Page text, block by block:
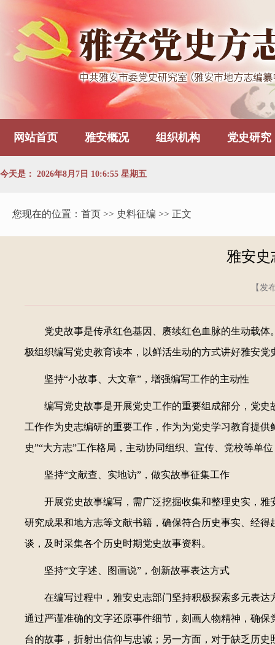
网站首页 雅安概况 组织机构 党史研究
今天是： 2026年8月7日 10:6:55 星期五
您现在的位置： 首页 >> 史料征编 >> 正文
雅安史
【发
党史故事是传承红色基因、赓续红色血脉的生动载
极组织编写党史教育读本，以鲜活生动的方式讲好雅安
坚持“小故事、大文章”，增强编写工作的主动性
编写党史故事是开展党史工作的重要组成部分，党
工作作为史志编研的重要工作，作为为党史学习教育提
史”“大方志”工作格局，主动协同组织、宣传、党校等单
坚持“文献查、实地访”，做实故事征集工作
开展党史故事编写，需广泛挖掘收集和整理史实，
研究成果和地方志等文献书籍，确保符合历史事实、经
谈，及时采集各个历史时期党史故事资料。
坚持“文字述、图画说”，创新故事表达方式
在编写过程中，雅安史志部门坚持积极探索多元表
通过严谨准确的文字还原事件细节，刻画人物精神，确
台的故事，折射出信仰与忠诚；另一方面，对于缺乏历